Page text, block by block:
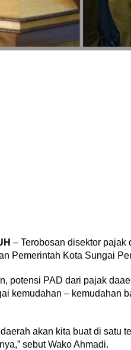
– Terobosan disektor pajak
Pemerintah Kota Sungai
potensi PAD dari pajak
kemudahan – kemudahan
akan kita buat di satu
sebut Wako Ahmadi.